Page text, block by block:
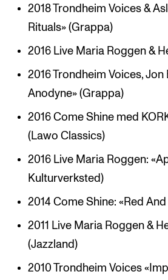
2018 Trondheim Voices &
Rituals» (Grappa)
2016 Live Maria Roggen &
2016 Trondheim Voices,
Anodyne» (Grappa)
2016 Come Shine med
(Lawo Classics)
2016 Live Maria Roggen:
Kulturverksted)
2014 Come Shine: «Red
2011 Live Maria Roggen &
(Jazzland)
2010 Trondheim Voices